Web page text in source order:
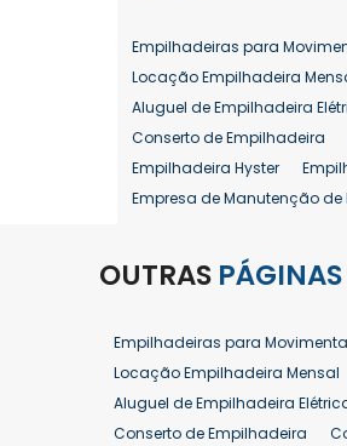
Empilhadeiras para
Locação Empilhadeira
Aluguel de Empilhadeira
Conserto de Empilhadeira
Empilhadeira Hyster
Empresa de Manutenção
Manutenção em
Reforma de Empilhadeira
Aluguel de Empilhadeira 25
Venda Empilhadeiras 25 ton
OUTRAS PÁGINAS
Empilhadeiras para
Locação Empilhadeira Mensal
Aluguel de Empilhadeira
Conserto de Empilhadeira